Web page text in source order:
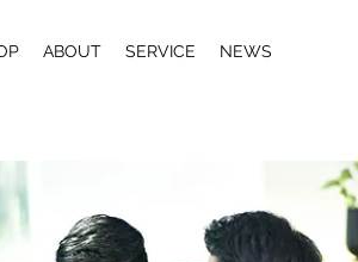
ABOUT SERVICE NEWS